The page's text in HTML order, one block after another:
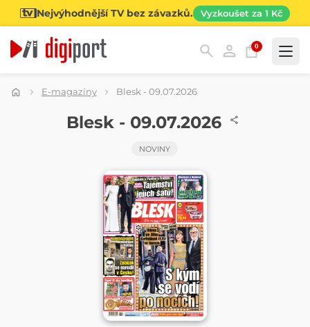
Nejvýhodnější TV bez závazků. Vyzkoušet za 1 Kč
0
Kategorie
E-magazíny Blesk - 09.07.2026
Blesk - 09.07.2026
NOVINY